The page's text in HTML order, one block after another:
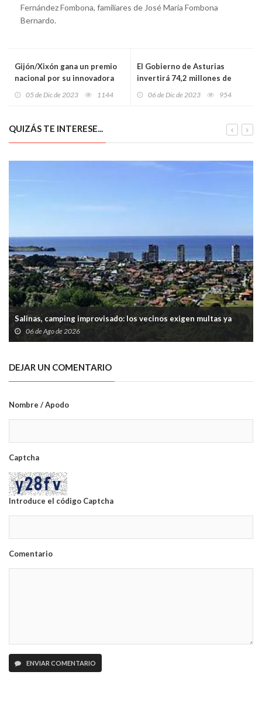
Fernández Fombona, familiares de José María Fombona
Bernardo.
Gijón/Xixón gana un premio
nacional por su innovadora
05 de Dic de 2023 1144
El Gobierno de Asturias
invertirá 74,2 millones de
06 de Dic de 2023 954
QUIZÁS TE INTERESE...
Salinas, camping improvisado: los vecinos exigen multas ya
06 de Ago de 2026
DEJAR UN COMENTARIO
Nombre / Apodo
Captcha
Introduce el código Captcha
Comentario
ENVIAR COMENTARIO